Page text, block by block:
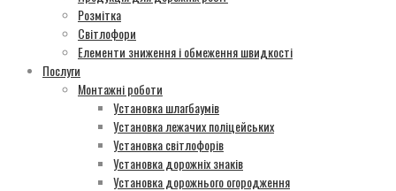
Розмітка
Світлофори
Елементи зниження і обмеження швидкості
Послуги
Монтажні роботи
Установка шлагбаумів
Установка лежачих поліцейських
Установка світлофорів
Установка дорожніх знаків
Установка дорожнього огородження